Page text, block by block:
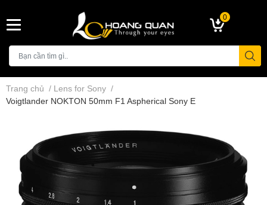
0
Trang chủ / Lens for Sony /
Voigtlander NOKTON 50mm F1 Aspherical Sony E